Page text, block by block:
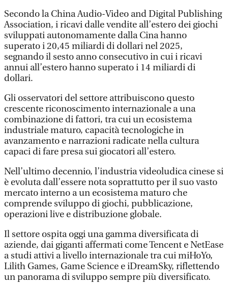
Secondo la China Audio-Video and Digital Publishing
Association, i ricavi dalle vendite all’estero dei giochi
sviluppati autonomamente dalla Cina hanno
superato i 20,45 miliardi di dollari nel 2025,
segnando il sesto anno consecutivo in cui i ricavi
annui all’estero hanno superato i 14 miliardi di
dollari.
Gli osservatori del settore attribuiscono questo
crescente riconoscimento internazionale a una
combinazione di fattori, tra cui un ecosistema
industriale maturo, capacità tecnologiche in
avanzamento e narrazioni radicate nella cultura
capaci di fare presa sui giocatori all’estero.
Nell’ultimo decennio, l’industria videoludica cinese si
è evoluta dall’essere nota soprattutto per il suo vasto
mercato interno a un ecosistema maturo che
comprende sviluppo di giochi, pubblicazione,
operazioni live e distribuzione globale.
Il settore ospita oggi una gamma diversificata di
aziende, dai giganti affermati come Tencent e NetEase
a studi attivi a livello internazionale tra cui miHoYo,
Lilith Games, Game Science e iDreamSky, riflettendo
un panorama di sviluppo sempre più diversificato.